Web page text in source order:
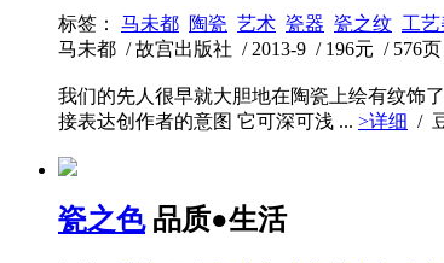
标签： 马未都 陶瓷 艺术 瓷器 瓷之纹 工
马未都 / 故宫出版社 / 2013-9 / 196元 / 576页
我们的先人很早就大胆地在陶瓷上绘有纹饰
接表达创作者的意图 它可深可浅 ... >详细 /
瓷之色 品质●生活